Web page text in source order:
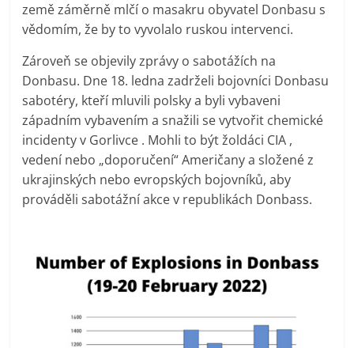
země záměrně mlčí o masakru obyvatel Donbasu s
vědomím, že by to vyvolalo ruskou intervenci.
Zároveň se objevily zprávy o sabotážích na
Donbasu. Dne 18. ledna zadrželi bojovníci Donbasu
sabotéry, kteří mluvili polsky a byli vybaveni
západním vybavením a snažili se vytvořit chemické
incidenty v Gorlivce . Mohli to být žoldáci CIA ,
vedení nebo „doporučení“ Američany a složené z
ukrajinských nebo evropských bojovníků, aby
prováděli sabotážní akce v republikách Donbass.